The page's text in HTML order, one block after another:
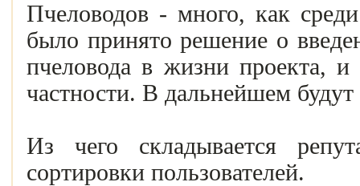
Пчеловодов - много, как
было принято решение о
пчеловода в жизни проекта,
частности. В дальнейшем
Из чего складывается
сортировки пользователей.